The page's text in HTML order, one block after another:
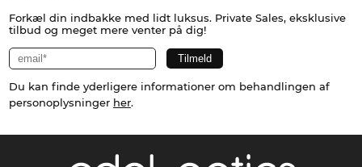
Forkæl din indbakke med lidt luksus. Private Sales, eksklusive
tilbud og meget mere venter på dig!
Du kan finde yderligere informationer om behandlingen af
personoplysninger her.